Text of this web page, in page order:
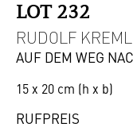
LOT 232
RUDOLF
AUF DEM WEG
15 x 20 cm (h x b)
RUFPREIS